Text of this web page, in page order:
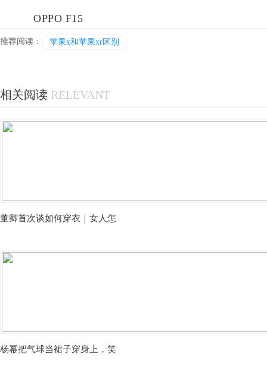
OPPO F15
推荐阅读： 苹果x和苹果xr区别
相关阅读 RELEVANT
董卿首次谈如何穿衣｜女人怎
杨幂把气球当裙子穿身上，笑